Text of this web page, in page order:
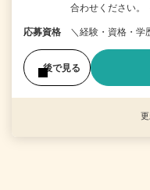
合わせください。
応募資格 ＼経験・資格・学
後で見る